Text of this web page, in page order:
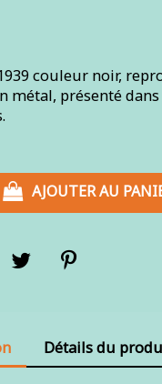
couleur noir,
métal, présenté
AJOUTER AU
Détails du